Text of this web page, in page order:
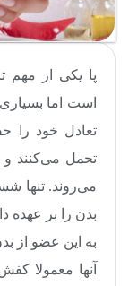
پا یکی از مهم
است اما
تعادل خود را
می‌روند. تنها
بدن را بر عهده
به این عضو از
آنها معمولا